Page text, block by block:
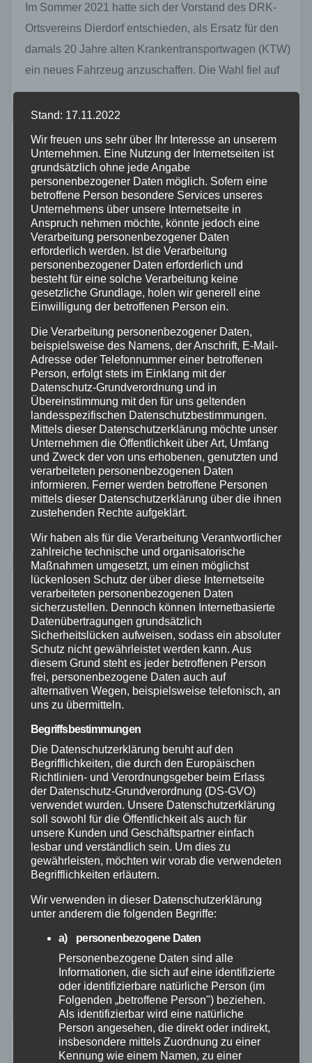
Im Sommer 2021 hatte sich der Vorstand des DRK-
Ortsvereins Dierdorf entschieden, als Ersatz für den
damals 20 Jahre alten Krankentransportwagen (KTW)
ein neues Fahrzeug anzuschaffen. Die Wahl fiel auf
einen…
ZOLL
Illegaler Drogenhandel in Rodgau
aufgedeckt
30. DEZ. 2022
Gemeinsame Pressemitteilung des
Zollfahndungsamtes Frankfurt am Main und des
Hessischen Landeskriminalamtes vom 30.12.2022.
Zu einer Gesamtfreiheitsstrafe von sechs Jahren hat
das Landgericht Darmstadt am Donnerstag,
22.12.2022, einen 23-Jährigen aus Rodgau…
ALTENKIRCHEN POLIZEI
Urkundenfälschung und Unerlaubte
Einreise
30. DEZ. 2022
Am Donnerstag, 29.12.2022, gegen 08.00 Uhr,
einer gefälschten bulgarischen Identitätskarte bei der
Verbandsgemeindeverwaltung Altenkirchen-
Flammersfeld anzumelden. Da die zuständige
Mitarbeiterin der Verwaltung die Fälschung bemerkte,
Stand: 17.11.2022
Wir freuen uns sehr über Ihr Interesse an unserem
Unternehmen. Eine Nutzung der Internetseiten ist
grundsätzlich ohne jede Angabe
personenbezogener Daten möglich. Sofern eine
betroffene Person besondere Services unseres
Unternehmens über unsere Internetseite in
Anspruch nehmen möchte, könnte jedoch eine
Verarbeitung personenbezogener Daten
erforderlich werden. Ist die Verarbeitung
personenbezogener Daten erforderlich und
besteht für eine solche Verarbeitung keine
gesetzliche Grundlage, holen wir generell eine
Einwilligung der betroffenen Person ein.
Die Verarbeitung personenbezogener Daten,
beispielsweise des Namens, der Anschrift, E-Mail-
Adresse oder Telefonnummer einer betroffenen
Person, erfolgt stets im Einklang mit der
Datenschutz-Grundverordnung und in
Übereinstimmung mit den für uns geltenden
landesspezifischen Datenschutzbestimmungen.
Mittels dieser Datenschutzerklärung möchte unser
Unternehmen die Öffentlichkeit über Art, Umfang
und Zweck der von uns erhobenen, genutzten und
verarbeiteten personenbezogenen Daten
informieren. Ferner werden betroffene Personen
mittels dieser Datenschutzerklärung über die ihnen
zustehenden Rechte aufgeklärt.
Wir haben als für die Verarbeitung Verantwortlicher
zahlreiche technische und organisatorische
Maßnahmen umgesetzt, um einen möglichst
lückenlosen Schutz der über diese Internetseite
verarbeiteten personenbezogenen Daten
sicherzustellen. Dennoch können Internetbasierte
Datenübertragungen grundsätzlich
Sicherheitslücken aufweisen, sodass ein absoluter
Schutz nicht gewährleistet werden kann. Aus
diesem Grund steht es jeder betroffenen Person
frei, personenbezogene Daten auch auf
alternativen Wegen, beispielsweise telefonisch, an
uns zu übermitteln.
Begriffsbestimmungen
Die Datenschutzerklärung beruht auf den
Begrifflichkeiten, die durch den Europäischen
Richtlinien- und Verordnungsgeber beim Erlass
der Datenschutz-Grundverordnung (DS-GVO)
verwendet wurden. Unsere Datenschutzerklärung
soll sowohl für die Öffentlichkeit als auch für
unsere Kunden und Geschäftspartner einfach
lesbar und verständlich sein. Um dies zu
gewährleisten, möchten wir vorab die verwendeten
Begrifflichkeiten erläutern.
Wir verwenden in dieser Datenschutzerklärung
unter anderem die folgenden Begriffe:
a) personenbezogene Daten
Personenbezogene Daten sind alle
Informationen, die sich auf eine identifizierte
oder identifizierbare natürliche Person (im
Folgenden „betroffene Person") beziehen.
Als identifizierbar wird eine natürliche
Person angesehen, die direkt oder indirekt,
insbesondere mittels Zuordnung zu einer
Kennung wie einem Namen, zu einer